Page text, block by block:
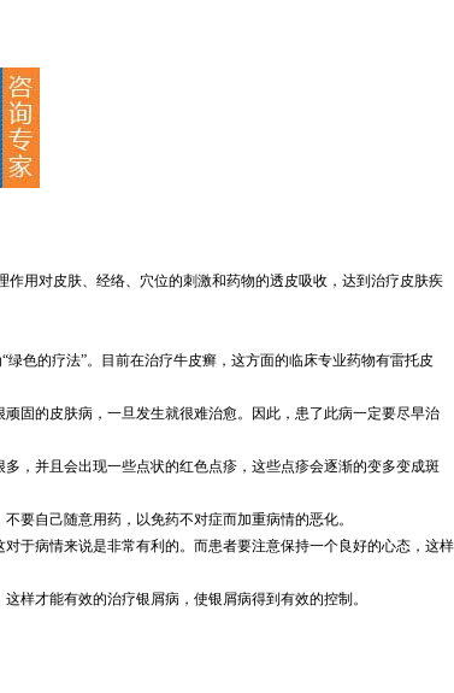
用对皮肤、经络、穴位的刺激和药物的透皮吸收，达到治疗皮肤疾
色的疗法”。目前在治疗牛皮癣，这方面的临床专业药物有雷托皮
固的皮肤病，一旦发生就很难治愈。因此，患了此病一定要尽早治
，并且会出现一些点状的红色点疹，这些点疹会逐渐的变多变成斑
要自己随意用药，以免药不对症而加重病情的恶化。
于病情来说是非常有利的。而患者要注意保持一个良好的心态，这样
样才能有效的治疗银屑病，使银屑病得到有效的控制。